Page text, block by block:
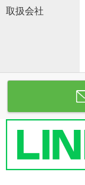
取扱会社